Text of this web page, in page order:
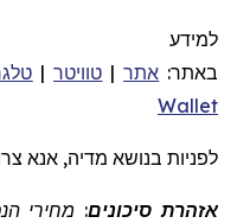
למידע
באתר: אתר| טוויטר|
Wallet
לפניות בנושא מדיה, אנא
אזהרת סיכונים: מחירי